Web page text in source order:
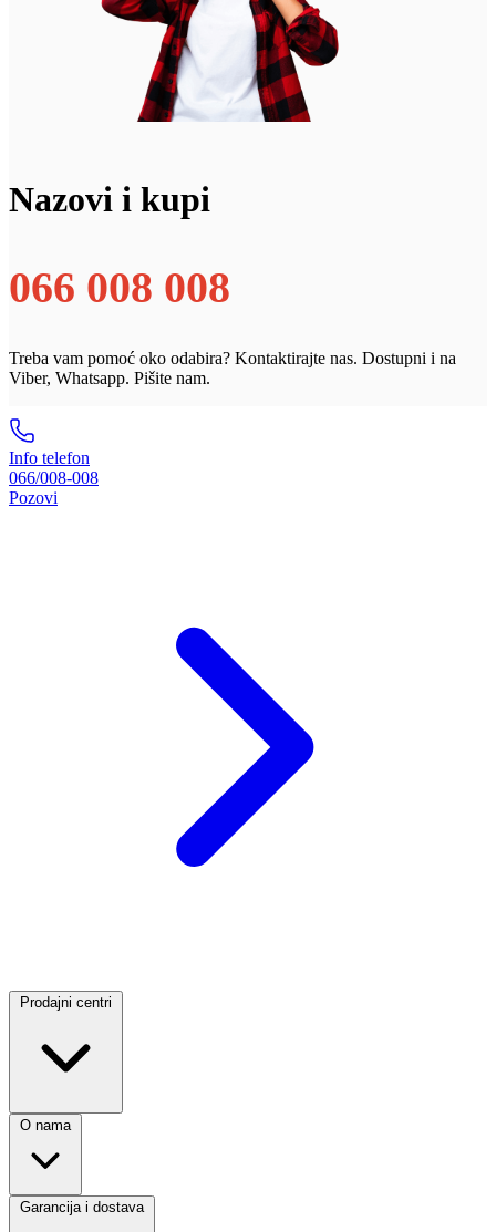
Nazovi i kupi
066 008 008
Treba vam pomoć oko odabira? Kontaktirajte nas. Dostupni i na
Viber, Whatsapp. Pišite nam.
Info telefon
066/008-008
Pozovi
Prodajni centri
O nama
Garancija i dostava